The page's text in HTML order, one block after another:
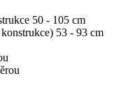
50 - 105 cm
53 - 93 cm